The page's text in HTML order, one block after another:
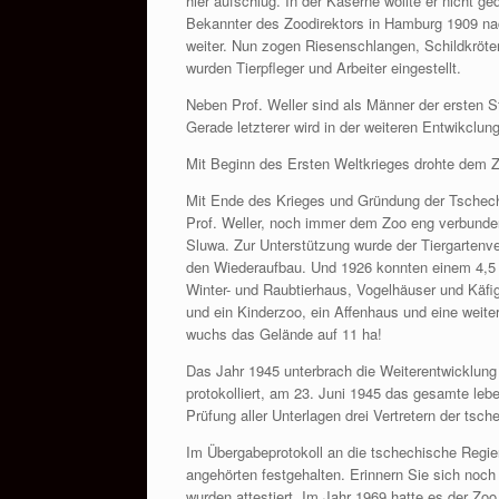
Bekannter des Zoodirektors in Hamburg 1909
weiter. Nun zogen Riesenschlangen,
wurden Tierpfleger und Arbeiter eingestellt.
Neben Prof. Weller sind als Männer der ersten
Gerade letzterer wird in der weiteren
Mit Beginn des Ersten Weltkrieges drohte dem
Mit Ende des Krieges und Gründung der
Prof. Weller, noch immer dem Zoo eng
Sluwa. Zur Unterstützung wurde der
den Wiederaufbau. Und 1926 konnten einem
Winter- und Raubtierhaus, Vogelhäuser und
und ein Kinderzoo, ein Affenhaus und eine
wuchs das Gelände auf 11 ha!
Das Jahr 1945 unterbrach die
protokolliert, am 23. Juni 1945 das gesamte
Prüfung aller Unterlagen drei Vertretern der
Im Übergabeprotokoll an die tschechische
angehörten festgehalten. Erinnern Sie sich